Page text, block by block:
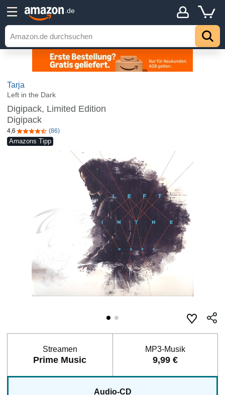
.de
Tarja
Left in the Dark
Digipack, Limited Edition
Digipack
4,6 4,6 von 5 Sternen
(86)
Amazons Tipp
Streamen
Prime Music
MP3-Musik
9,99 €
Audio-CD